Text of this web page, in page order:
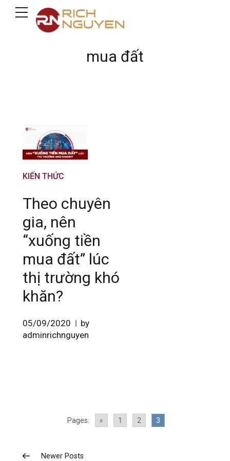
mua đất
KIẾN THỨC
Theo chuyên
gia, nên
“xuống tiền
mua đất” lúc
thị trường khó
khăn?
05/09/2020
by
adminrichnguyen
Pages: « 1 2 3
Newer Posts